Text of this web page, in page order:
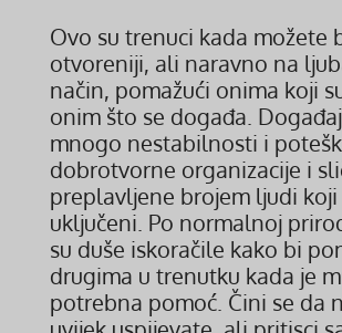
Ovo su trenuci kada možete
otvoreniji, ali naravno na
način, pomažući onima koji
onim što se događa.
mnogo nestabilnosti i
dobrotvorne organizacije i
preplavljene brojem ljudi koji
uključeni. Po normalnoj
su duše iskoračile kako bi
drugima u trenutku kada je
potrebna pomoć. Čini se da